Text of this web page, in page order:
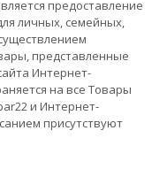
предоставление
личных, семейных,
представленные
Интернет-
на все Товары
и Интернет-
присутствуют